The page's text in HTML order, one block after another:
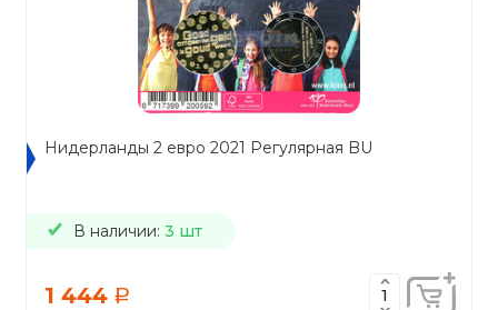
Нидерланды 2 евро 2021 Регулярная BU
В наличии: 3 шт
1 444 a